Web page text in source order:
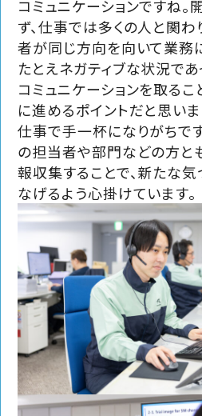
コミュニケーションですね。
ず、仕事では多くの人と関わ
者が同じ方向を向いて業務
たとえネガティブな状況で
コミュニケーションを取る
に進めるポイントだと思いま
仕事で手一杯になりがちで
の担当者や部門などの方と
報収集することで、新たな
なげるよう心掛けています。